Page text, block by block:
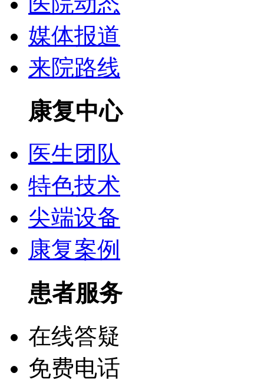
媒体报道
来院路线
康复中心
医生团队
特色技术
尖端设备
康复案例
患者服务
在线答疑
免费电话